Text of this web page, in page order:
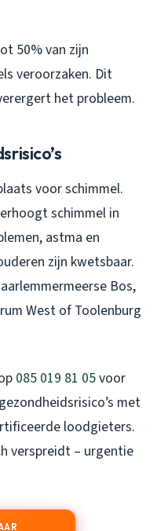
50% van zijn
veroorzaken. Dit
het probleem.
voor schimmel.
schimmel in
astma en
zijn kwetsbaar.
Bos,
West of Toolenburg
085 019 81 05voor
met
loodgieters.
verspreidt – urgentie